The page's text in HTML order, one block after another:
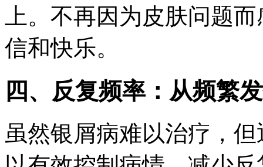
上。不再因为皮肤问题
信和快乐。
四、反复频率：从频繁
虽然银屑病难以治疗，